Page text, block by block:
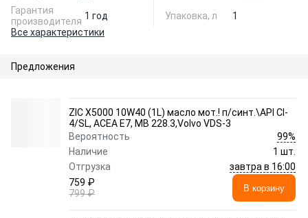
Гарантия
производителя 1 год
Упаковка, л
1
Все характеристики
Предложения
ZIC X5000 10W40 (1L) масло мот.! п/синт.\API CI-
4/SL, ACEA E7, MB 228.3,Volvo VDS-3
Вероятность
99%
Наличие
1 шт.
Отгрузка
завтра в 16:00
759 ₽
799 ₽
В корзину